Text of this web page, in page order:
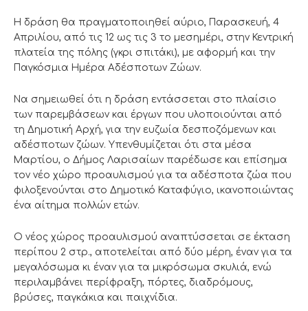
Η δράση θα πραγματοποιηθεί αύριο, Παρασκευή, 4
Απριλίου, από τις 12 ως τις 3 το μεσημέρι, στην Κεντρική
πλατεία της πόλης (γκρι σπιτάκι), με αφορμή και την
Παγκόσμια Ημέρα Αδέσποτων Ζώων.
Να σημειωθεί ότι η δράση εντάσσεται στο πλαίσιο
των παρεμβάσεων και έργων που υλοποιούνται από
τη Δημοτική Αρχή, για την ευζωία δεσποζόμενων και
αδέσποτων ζώων. Υπενθυμίζεται ότι στα μέσα
Μαρτίου, ο Δήμος Λαρισαίων παρέδωσε και επίσημα
τον νέο χώρο προαυλισμού για τα αδέσποτα ζώα που
φιλοξενούνται στο Δημοτικό Καταφύγιο, ικανοποιώντας
ένα αίτημα πολλών ετών.
Ο νέος χώρος προαυλισμού αναπτύσσεται σε έκταση
περίπου 2 στρ., αποτελείται από δύο μέρη, έναν για τα
μεγαλόσωμα κι έναν για τα μικρόσωμα σκυλιά, ενώ
περιλαμβάνει περίφραξη, πόρτες, διαδρόμους,
βρύσες, παγκάκια και παιχνίδια.